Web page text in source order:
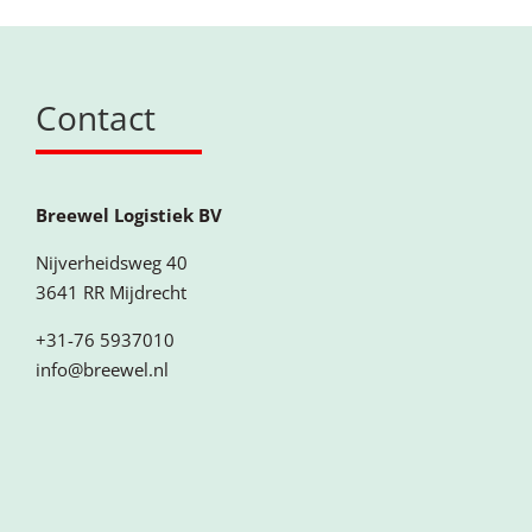
Contact
Breewel Logistiek BV
Nijverheidsweg 40
3641 RR Mijdrecht
+31-76 5937010
info@breewel.nl